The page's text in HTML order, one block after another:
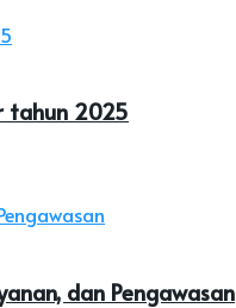
tahun 2025
dan Pengawasan